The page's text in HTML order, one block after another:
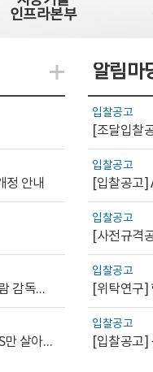
인프라본부
정 안내
[AI.GOV 이슈리포트 2026-1호]공공부문 AI 통제를 위한 사람 감독의 해외 사례 분석 및 시사점
[디지털서비스 이슈리포트2026-7] 워크플로우를 가진 SaaS만 살아남는다
지식관련 더보기
알림마
입찰공고
입찰공고
[입찰공고]
입찰공고
[사전규격
입찰공고
입찰공고
[입찰공고]